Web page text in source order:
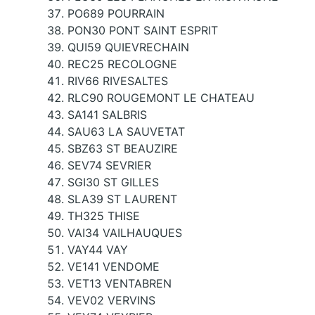
PO689 POURRAIN
PON30 PONT SAINT ESPRIT
QUI59 QUIEVRECHAIN
REC25 RECOLOGNE
RIV66 RIVESALTES
RLC90 ROUGEMONT LE CHATEAU
SA141 SALBRIS
SAU63 LA SAUVETAT
SBZ63 ST BEAUZIRE
SEV74 SEVRIER
SGI30 ST GILLES
SLA39 ST LAURENT
TH325 THISE
VAI34 VAILHAUQUES
VAY44 VAY
VE141 VENDOME
VET13 VENTABREN
VEV02 VERVINS